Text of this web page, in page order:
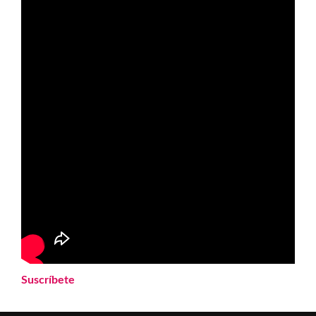
Suscríbete